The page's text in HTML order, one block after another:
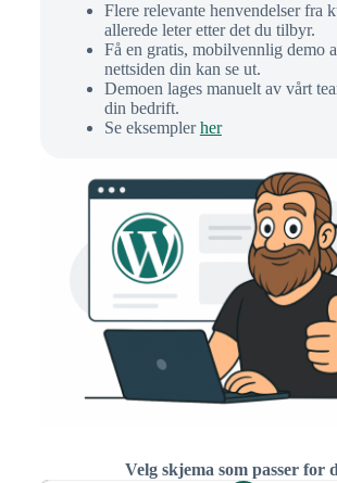
Flere relevante henvendelser fra
allerede leter etter det du tilbyr.
Få en gratis, mobilvennlig demo
nettsiden din kan se ut.
Demoen lages manuelt av vårt
din bedrift.
Se eksemplerher
Velg skjema som passer for